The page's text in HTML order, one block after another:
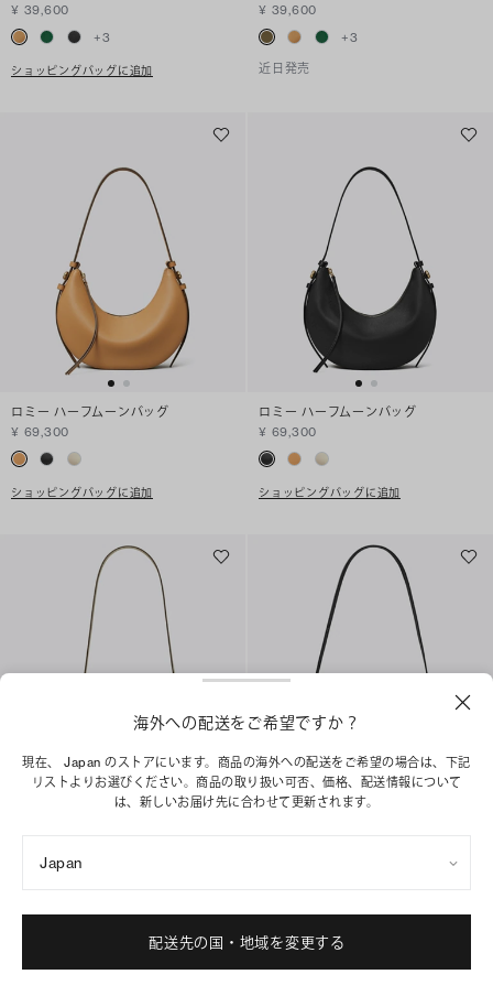
¥ 39,600
+3
ショッピングバッグに追加
¥ 39,600
+3
近日発売
ロミー ハーフムーンバッグ
¥ 69,300
ショッピングバッグに追加
ロミー ハーフムーンバッグ
¥ 69,300
ショッピングバッグに追加
ショッピングバッグに追加
ベストセラー
ショッピングバッグに追加
海外への配送をご希望ですか？
現在、 Japan のストアにいます。商品の海外への配送をご希望の場合は、下記
リストよりお選びください。商品の取り扱い可否、価格、配送情報について
は、新しいお届け先に合わせて更新されます。
Japan
配送先の国・地域を変更する